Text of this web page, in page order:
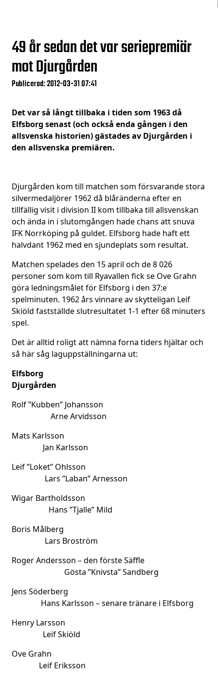
49 år sedan det var seriepremiär
mot Djurgården
Publicerad: 2012-03-31 07:41
Det var så långt tillbaka i tiden som 1963 då
Elfsborg senast (och också enda gången i den
allsvenska historien) gästades av Djurgården i
den allsvenska premiären.
Djurgården kom till matchen som försvarande stora
silvermedaljörer 1962 då blåränderna efter en
tillfällig visit i division II kom tillbaka till allsvenskan
och ända in i slutomgången hade chans att snuva
IFK Norrköping på guldet. Elfsborg hade haft ett
halvdant 1962 med en sjundeplats som resultat.
Matchen spelades den 15 april och de 8 026
personer som kom till Ryavallen fick se Ove Grahn
göra ledningsmålet för Elfsborg i den 37:e
spelminuten. 1962 års vinnare av skytteligan Leif
Skiöld fastställde slutresultatet 1-1 efter 68 minuters
spel.
Det är alltid roligt att nämna forna tiders hjältar och
så här såg laguppställningarna ut:
Djurgården
Rolf ”Kubben” Johansson
Arne Arvidsson
Mats Karlsson
Jan Karlsson
Leif ”Loket” Ohlsson
Lars ”Laban” Arnesson
Wigar Bartholdsson
Hans ”Tjalle” Mild
Boris Målberg
Lars Broström
Roger Andersson – den förste Säffle
Gösta ”Knivsta” Sandberg
Jens Söderberg
Hans Karlsson – senare tränare i Elfsborg
Henry Larsson
Leif Skiöld
Ove Grahn
Leif Eriksson